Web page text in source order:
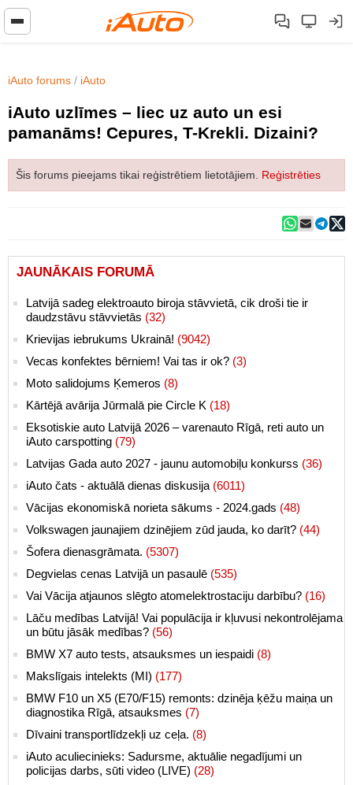
iAuto forums / iAuto
iAuto uzlīmes – liec uz auto un esi
pamanāms! Cepures, T-Krekli. Dizaini?
Šis forums pieejams tikai reģistrētiem lietotājiem. Reģistrēties
JAUNĀKAIS FORUMĀ
Latvijā sadeg elektroauto biroja stāvvietā, cik droši tie ir
daudzstāvu stāvvietās (32)
Krievijas iebrukums Ukrainā! (9042)
Vecas konfektes bērniem! Vai tas ir ok? (3)
Moto salidojums Ķemeros (8)
Kārtējā avārija Jūrmalā pie Circle K (18)
Eksotiskie auto Latvijā 2026 – varenauto Rīgā, reti auto un
iAuto carspotting (79)
Latvijas Gada auto 2027 - jaunu automobiļu konkurss (36)
iAuto čats - aktuālā dienas diskusija (6011)
Vācijas ekonomiskā norieta sākums - 2024.gads (48)
Volkswagen jaunajiem dzinējiem zūd jauda, ko darīt? (44)
Šofera dienasgrāmata. (5307)
Degvielas cenas Latvijā un pasaulē (535)
Vai Vācija atjaunos slēgto atomelektrostaciju darbību? (16)
Lāču medības Latvijā! Vai populācija ir kļuvusi nekontrolējama
un būtu jāsāk medības? (56)
BMW X7 auto tests, atsauksmes un iespaidi (8)
Makslīgais intelekts (MI) (177)
BMW F10 un X5 (E70/F15) remonts: dzinēja ķēžu maiņa un
diagnostika Rīgā, atsauksmes (7)
Dīvaini transportlīdzekļi uz ceļa. (8)
iAuto aculiecinieks: Sadursme, aktuālie negadījumi un
policijas darbs, sūti video (LIVE) (28)